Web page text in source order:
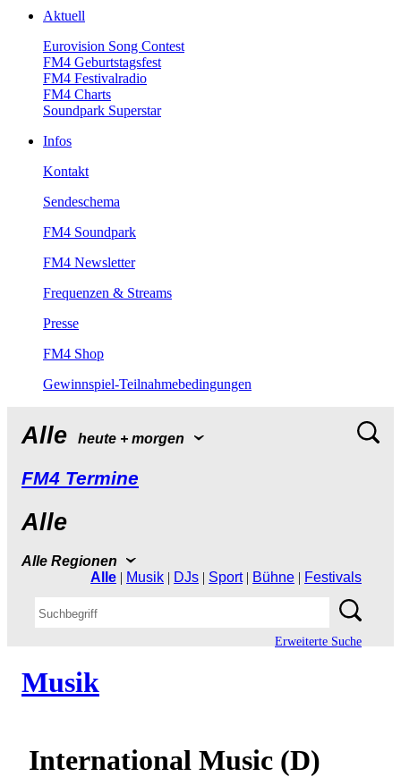
Aktuell
EurovisionSongContest
FM4Geburtstagsfest
FM4Festivalradio
FM4Charts
SoundparkSuperstar
Infos
Kontakt
Sendeschema
FM4Soundpark
FM4Newsletter
Frequenzen&Streams
Presse
FM4Shop
Gewinnspiel-Teilnahmebedingungen
Alle heute+morgen
FM4Termine
Alle
AlleRegionen
Alle | Musik | DJs | Sport| Bühne | Festivals
ErweiterteSuche
Musik
InternationalMusic(D)